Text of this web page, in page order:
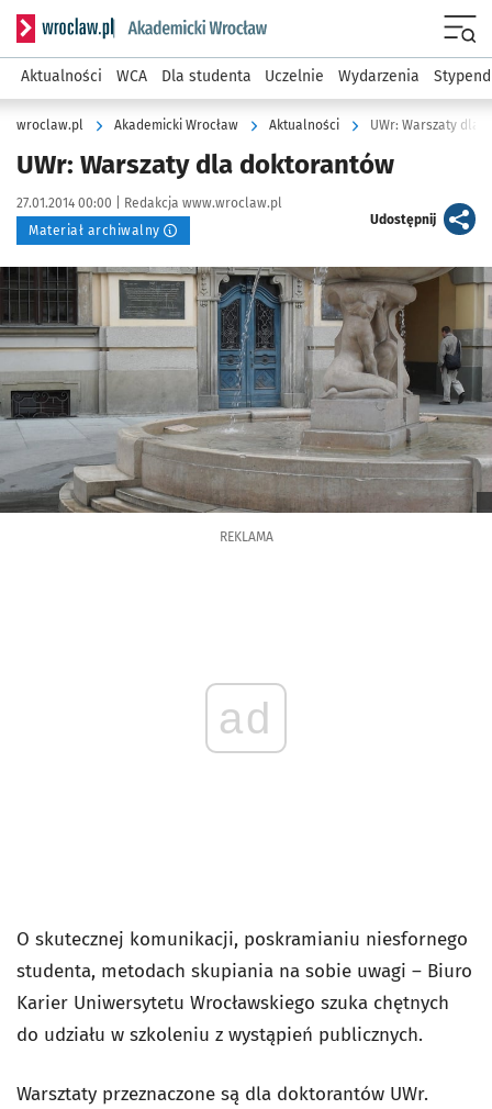
Serwis informacyjny wroclaw.pl podserwis: Akademicki
Aktualności WCA Dla studenta Uczelnie Wydarzenia
wroclaw.pl Akademicki Wrocław Aktualności UWr: Warszaty dla
UWr: Warszaty dla doktorantów
Data publikacji:
27.01.2014 00:00 | Autor:
Redakcja www.wroclaw.pl
Materiał archiwalny
Udostępnijartykuł
Kliknij, aby powiększyć
REKLAMA
ad
O skutecznej komunikacji, poskramianiu niesfornego
studenta, metodach skupiania na sobie uwagi – Biuro
Karier Uniwersytetu Wrocławskiego szuka chętnych
do udziału w szkoleniu z wystąpień publicznych.
Warsztaty przeznaczone są dla doktorantów UWr.